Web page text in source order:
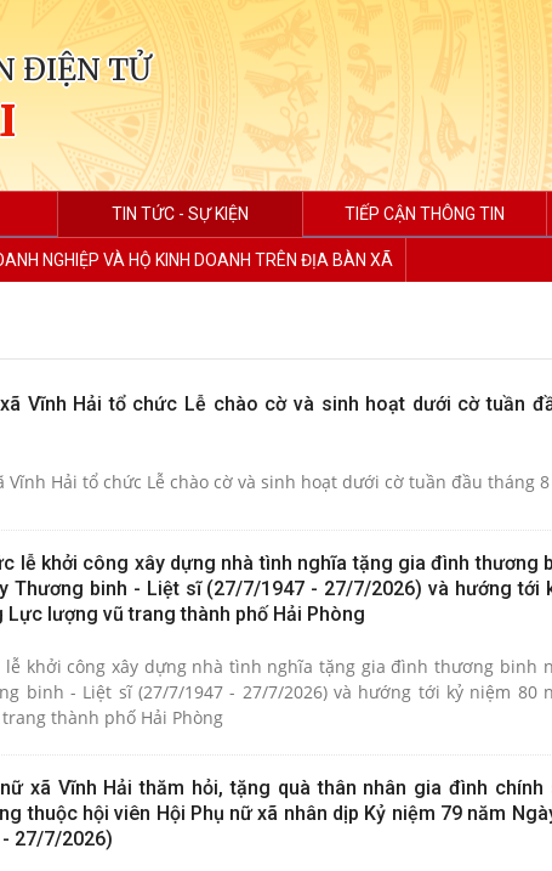
ĐIỆN TỬ
TIN TỨC - SỰ KIỆN TIẾP CẬN THÔNG TIN
NGHIỆP VÀ HỘ KINH DOANH TRÊN ĐỊA BÀN XÃ
Vĩnh Hải tổ chức Lễ chào cờ và sinh hoạt dưới cờ tuần
Vĩnh Hải tổ chức Lễ chào cờ và sinh hoạt dưới cờ tuần đầu tháng
lễ khởi công xây dựng nhà tình nghĩa tặng gia đình thương
Thương binh - Liệt sĩ (27/7/1947 - 27/7/2026) và hướng tới
Lực lượng vũ trang thành phố Hải Phòng
lễ khởi công xây dựng nhà tình nghĩa tặng gia đình thương binh
binh - Liệt sĩ (27/7/1947 - 27/7/2026) và hướng tới kỷ niệm 80
thành phố Hải Phòng
xã Vĩnh Hải thăm hỏi, tặng quà thân nhân gia đình
thuộc hội viên Hội Phụ nữ xã nhân dịp Kỷ niệm 79 năm
27/7/2026)